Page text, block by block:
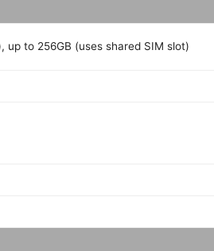
up to 256GB (uses shared SIM slot)